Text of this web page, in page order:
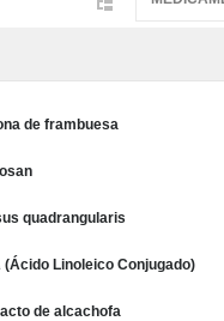
de frambuesa
quadrangularis
(Ácido Linoleico Conjugado)
de alcachofa